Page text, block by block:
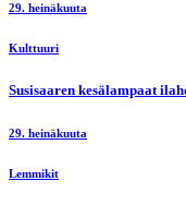
29. heinäkuuta
Kulttuuri
Susisaaren kesälampaat
29. heinäkuuta
Lemmikit